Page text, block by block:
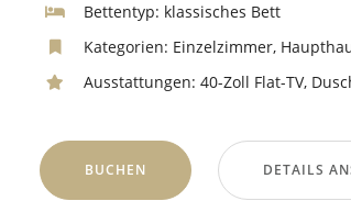
Bettentyp: klassisches Bett
Kategorien: Einzelzimmer,
Ausstattungen: 40-Zoll Flat-TV,
BUCHEN DETAILS